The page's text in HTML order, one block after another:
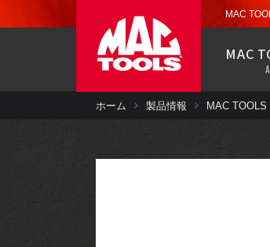
MAC
ツール
お近くの販売
ストレージ
ドライバー
お近くの販売
MACバンで移動販売
お近くの郵便番号を
MAC
ホーム 製品情報